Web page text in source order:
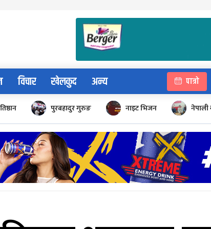
विचार खेलकुद अन्य पात्रो
पुरबहादुर गुरुङ नाइट भिजन नेपाली